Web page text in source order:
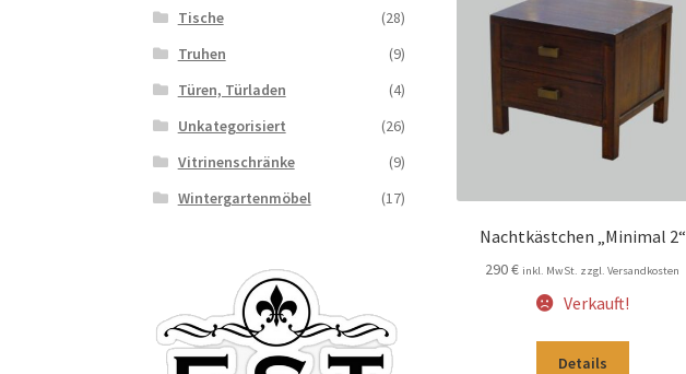
Nachtkästchen „Minimal 2“
290€ inkl. MwSt. zzgl. Versandkosten
Verkauft!
Details
Tische
(28)
Truhen
(9)
Türen, Türladen
(4)
Unkategorisiert
(26)
Vitrinenschränke
(9)
Wintergartenmöbel
(17)